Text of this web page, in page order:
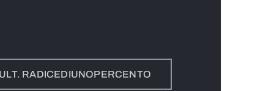
RADICEDIUNOPERCENTO